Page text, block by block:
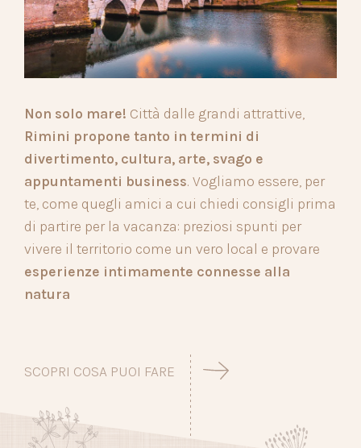
Non solo mare! Città dalle grandi attrattive,
Rimini propone tanto in termini di
divertimento, cultura, arte, svago e
appuntamenti business. Vogliamo essere, per
te, come quegli amici a cui chiedi consigli prima
di partire per la vacanza: preziosi spunti per
vivere il territorio come un vero local e provare
esperienze intimamente connesse alla
natura
SCOPRI COSA PUOI FARE